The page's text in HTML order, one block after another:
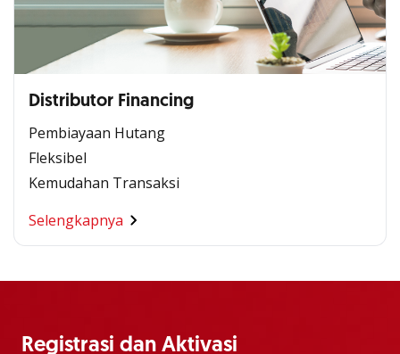
Distributor Financing
Pembiayaan Hutang
Fleksibel
Kemudahan Transaksi
Selengkapnya
Registrasi dan Aktivasi